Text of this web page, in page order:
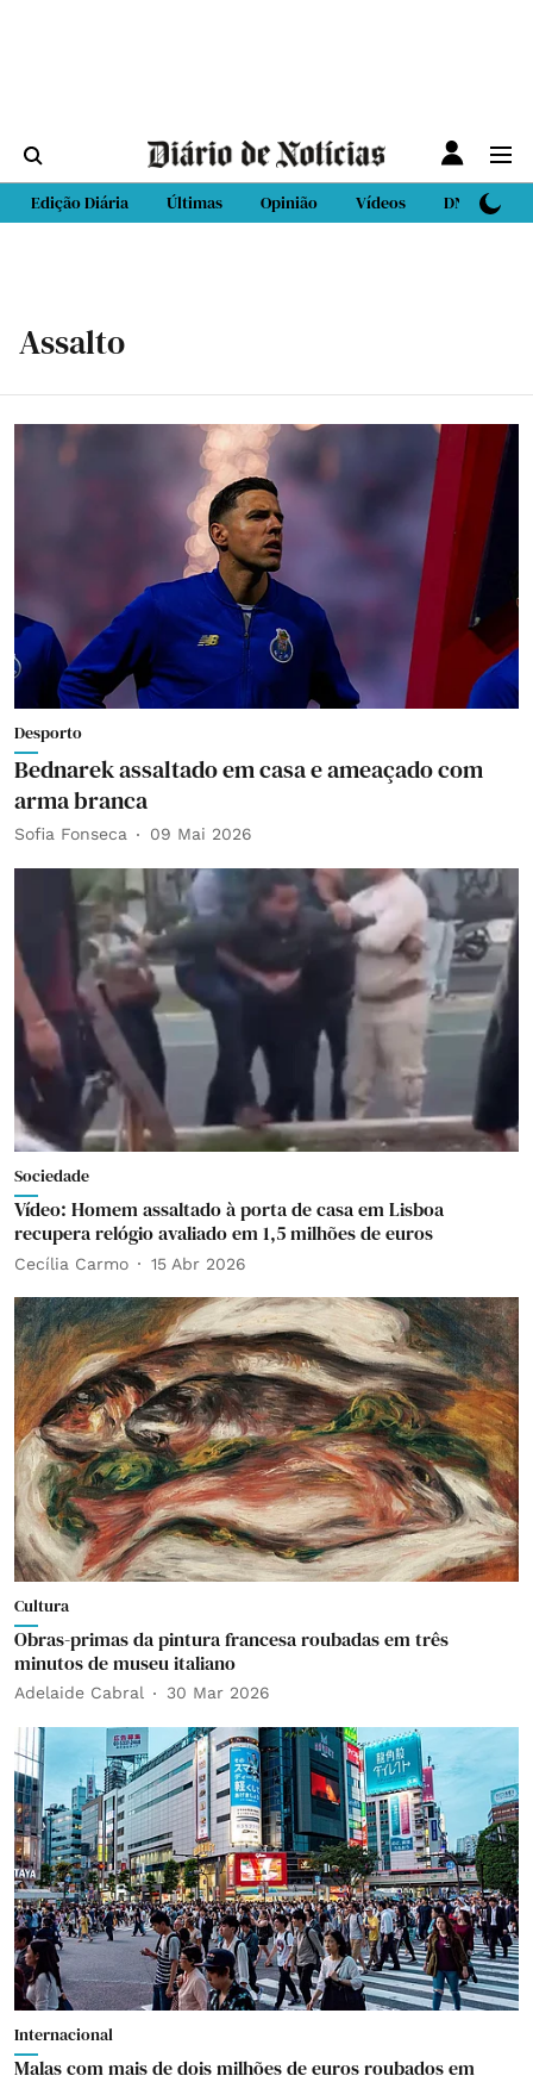
Edição Diária Últimas Opinião Vídeos DN Sport
Assalto
Desporto
Bednarek assaltado em casa e ameaçado com
arma branca
Sofia Fonseca 09 Mai 2026
Sociedade
Vídeo: Homem assaltado à porta de casa em Lisboa
recupera relógio avaliado em 1,5 milhões de euros
Cecília Carmo 15 Abr 2026
Cultura
Obras-primas da pintura francesa roubadas em três
minutos de museu italiano
Adelaide Cabral 30 Mar 2026
Internacional
Malas com mais de dois milhões de euros roubados em